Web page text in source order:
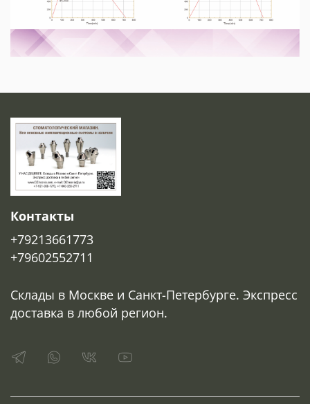
Контакты
+79213661773
+79602552711
Склады в Москве и Санкт-Петербурге. Экспресс
доставка в любой регион.